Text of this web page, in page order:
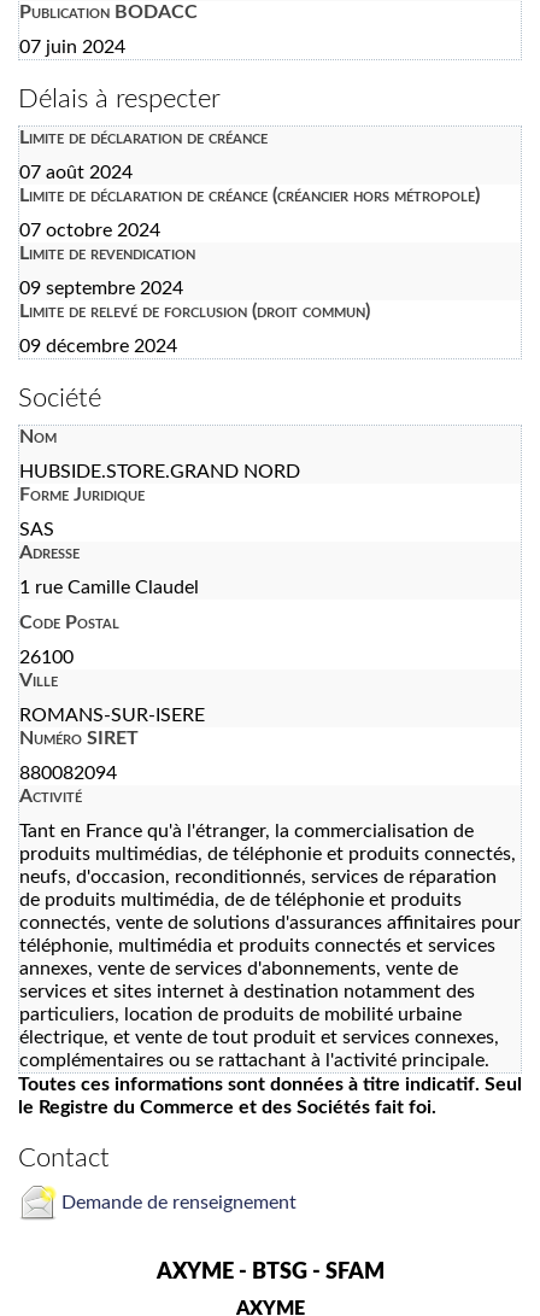
Publication BODACC
07 juin 2024
Délais à respecter
Limite de déclaration de créance
07 août 2024
Limite de déclaration de créance (créancier hors métropole)
07 octobre 2024
Limite de revendication
09 septembre 2024
Limite de relevé de forclusion (droit commun)
09 décembre 2024
Société
Nom
HUBSIDE.STORE.GRAND NORD
Forme Juridique
SAS
Adresse
1 rue Camille Claudel
Code Postal
26100
Ville
ROMANS-SUR-ISERE
Numéro SIRET
880082094
Activité
Tant en France qu'à l'étranger, la commercialisation de
produits multimédias, de téléphonie et produits connectés,
neufs, d'occasion, reconditionnés, services de réparation
de produits multimédia, de de téléphonie et produits
connectés, vente de solutions d'assurances affinitaires pour
téléphonie, multimédia et produits connectés et services
annexes, vente de services d'abonnements, vente de
services et sites internet à destination notamment des
particuliers, location de produits de mobilité urbaine
électrique, et vente de tout produit et services connexes,
complémentaires ou se rattachant à l'activité principale.
Toutes ces informations sont données à titre indicatif. Seul
le Registre du Commerce et des Sociétés fait foi.
Contact
Demande de renseignement
AXYME - BTSG - SFAM
AXYME